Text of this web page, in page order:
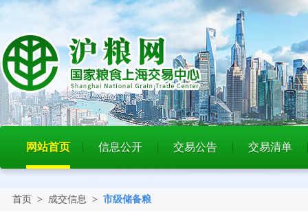
网站首页 信息公开 交易公告 交易清单
首页 > 成交信息 > 市级储备粮